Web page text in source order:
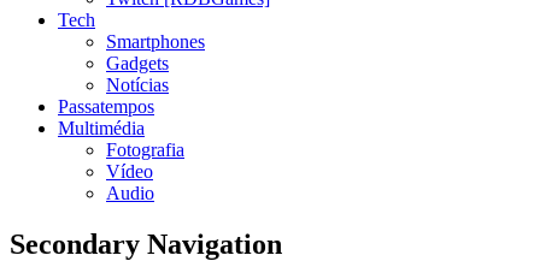
Tech
Smartphones
Gadgets
Notícias
Passatempos
Multimédia
Fotografia
Vídeo
Audio
Secondary Navigation